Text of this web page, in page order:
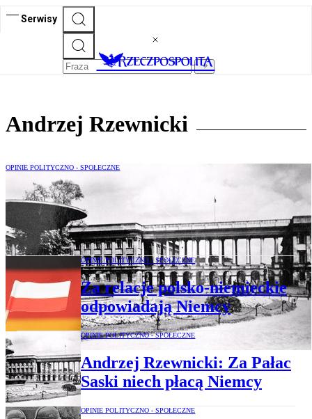
Serwisy
Andrzej Rzewnicki
OPINIE POLITYCZNO - SPOŁECZNE
List czytelnika: Pałac Saski pozostaje w
naszych umysłach i jego odbudowa nas
uspokoi
OPINIE POLITYCZNO - SPOŁECZNE
Za relacje polsko-niemieckie
odpowiadają Niemcy
OPINIE POLITYCZNO - SPOŁECZNE
Andrzej Rzewnicki: Za Pałac
Saski niech płacą Niemcy
OPINIE POLITYCZNO - SPOŁECZNE